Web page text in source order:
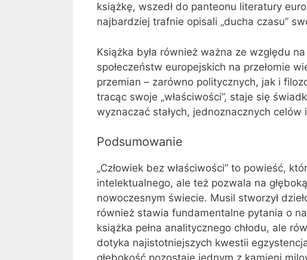
książkę, wszedł do panteonu literatury
najbardziej trafnie opisali „ducha czasu”
Książka była również ważna ze względu
społeczeństw europejskich na przełomie
przemian – zarówno politycznych, jak i
tracąc swoje „właściwości”, staje się
wyznaczać stałych, jednoznacznych celów
Podsumowanie
„Człowiek bez właściwości” to powieść,
intelektualnego, ale też pozwala na
nowoczesnym świecie. Musil stworzył
również stawia fundamentalne pytania o
książka pełna analitycznego chłodu, ale
dotyka najistotniejszych kwestii